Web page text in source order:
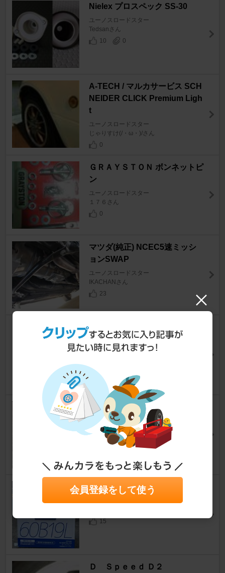
Nielex プロスペック SS-30
ユーノスロードスター
Tedsanさん
10
0
A-TECH / マルカサービス SCH
NEIDER CLICK Premium Ligh
t
ユーノスロードスター
じゃりすけ(/・ω・)/さん
0
ＧＲＡＹＳＴＯＮ ボンネットピ
ン
ユーノスロードスター
１７６さん
0
マツダ(純正) NCEC5速ミッシ
ョンSWAP
ユーノスロードスター
IKACHANさん
23
メーカー不明 カーボン？クーリ
ングプレート
ユーノスロードスター
0
ストレート タングステンバー
ユーノスロードスター
askpさん
Panasonic Blue Battery caos
15
Ｄ Ｓｐｅｅｄ Ｄ２
会員登録をして使う